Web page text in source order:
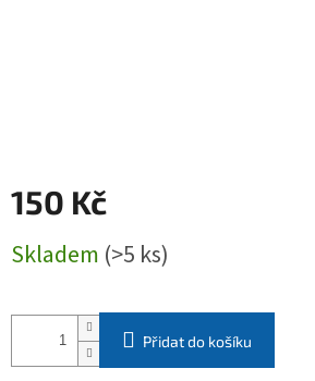
150 Kč
cena:
Skladem (>5 ks)
Přidat do košíku